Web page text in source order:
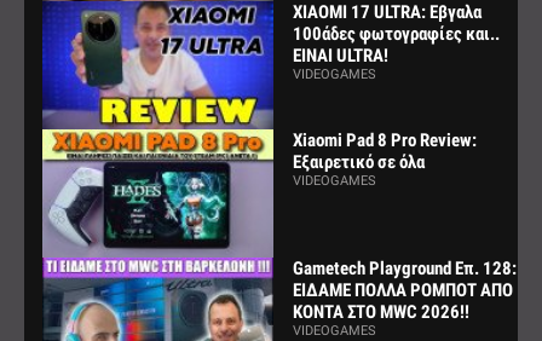
XIAOMI 17 ULTRA: Εβγαλα
100άδες φωτογραφίες και..
ΕΙΝΑΙ ULTRA!
VIDEOGAMES
Xiaomi Pad 8 Pro Review:
Εξαιρετικό σε όλα
VIDEOGAMES
Gametech Playground Επ. 128:
ΕΙΔΑΜΕ ΠΟΛΛΑ ΡΟΜΠΟΤ ΑΠΟ
ΚΟΝΤΑ ΣΤΟ MWC 2026!!
VIDEOGAMES